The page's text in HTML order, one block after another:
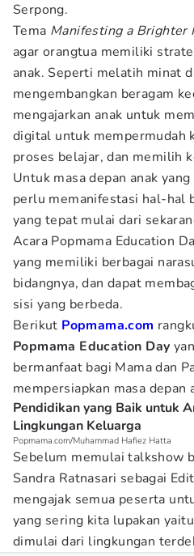
Serpong.
Tema Manifesting a Brighter
agar orangtua memiliki
anak. Seperti melatih minat
mengembangkan beragam
mengajarkan anak untuk
digital untuk mempermudah
proses belajar, dan memilih
Untuk masa depan anak
perlu memanifestasi hal-hal
yang tepat mulai dari
Acara Popmama Education
yang memiliki berbagai
bidangnya, dan dapat
sisi yang berbeda.
Berikut Popmama.com
Popmama Education Day
bermanfaat bagi Mama dan
mempersiapkan masa depan
Pendidikan yang Baik untuk
Lingkungan Keluarga
Popmama.com/Muhammad Hafiez Hatta
Sebelum memulai talkshow
Sandra Ratnasari sebagai
mengajak semua peserta
yang sering kita lupakan
dimulai dari lingkungan